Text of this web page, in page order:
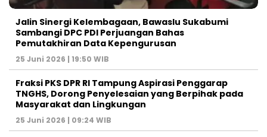
Jalin Sinergi Kelembagaan, Bawaslu Sukabumi
Sambangi DPC PDI Perjuangan Bahas
Pemutakhiran Data Kepengurusan
25 Juni 2026 | 19:50 WIB
‎Fraksi PKS DPR RI Tampung Aspirasi Penggarap
TNGHS, Dorong Penyelesaian yang Berpihak pada
Masyarakat dan Lingkungan‎
25 Juni 2026 | 09:24 WIB